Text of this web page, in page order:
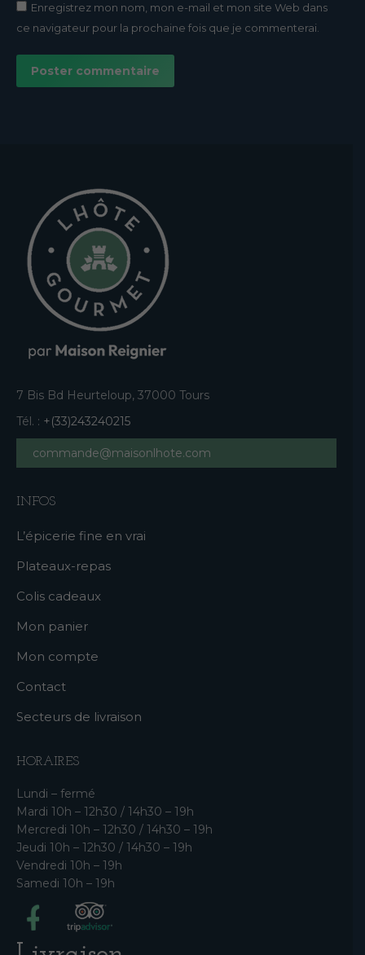
Enregistrez mon nom, mon e-mail et mon site Web dans
ce navigateur pour la prochaine fois que je commenterai.
Poster commentaire
7 Bis Bd Heurteloup, 37000 Tours
Tél. : +(33)243240215
commande@maisonlhote.com
INFOS
L’épicerie fine en vrai
Plateaux-repas
Colis cadeaux
Mon panier
Mon compte
Contact
Secteurs de livraison
HORAIRES
Lundi – fermé
Mardi 10h – 12h30 / 14h30 – 19h
Mercredi 10h – 12h30 / 14h30 – 19h
Jeudi 10h – 12h30 / 14h30 – 19h
Vendredi 10h – 19h
Samedi 10h – 19h